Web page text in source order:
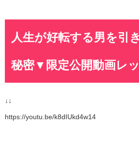
人生が好転する男を引
秘密▼限定公開動画レ
↓↓
https://youtu.be/k8dIUkd4w14